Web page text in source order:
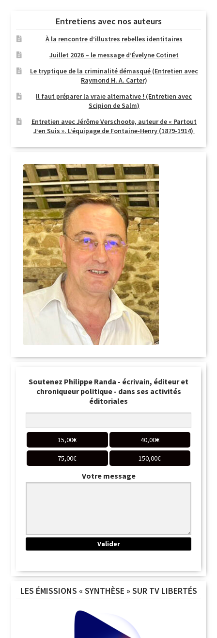
Entretiens avec nos auteurs
À la rencontre d’illustres rebelles identitaires
Juillet 2026 – le message d’Évelyne Cotinet
Le tryptique de la criminalité démasqué (Entretien avec
Raymond H. A. Carter)
Il faut préparer la vraie alternative ! (Entretien avec
Scipion de Salm)
Entretien avec Jérôme Verschoote, auteur de « Partout
J’en Suis ». L’équipage de Fontaine-Henry (1879-1914)
Soutenez Philippe Randa - écrivain, éditeur et
chroniqueur politique - dans ses activités
éditoriales
15,00€ 40,00€
75,00€ 150,00€
Votre message
LES ÉMISSIONS « SYNTHÈSE » SUR TV LIBERTÉS